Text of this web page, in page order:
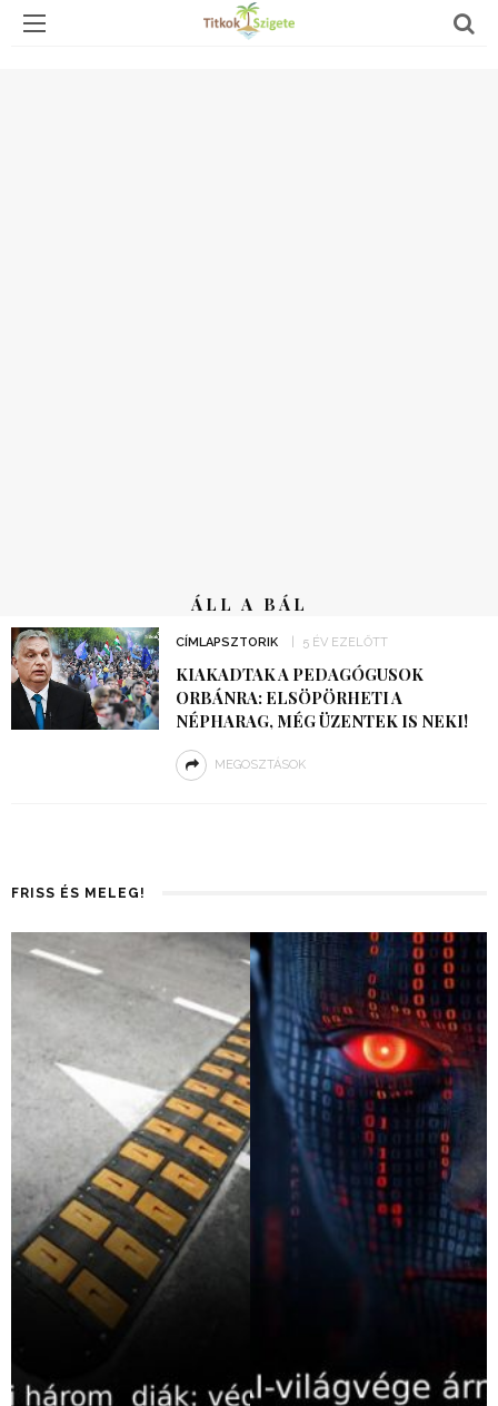
ÁLL A BÁL
CÍMLAPSZTORIK 5 ÉV EZELŐTT
KIAKADTAK A PEDAGÓGUSOK
ORBÁNRA: ELSÖPÖRHETI A
NÉPHARAG, MÉG ÜZENTEK IS NEKI!
MEGOSZTÁSOK
FRISS ÉS MELEG!